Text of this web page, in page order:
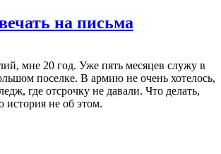
на письма
мне 20 год. Уже пять месяцев служу в
поселке. В армию не очень хотелось,
где отсрочку не давали. Что делать,
не об этом.